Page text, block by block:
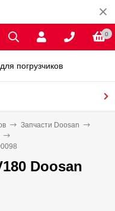
0
Запчасти Doosan
Doosan